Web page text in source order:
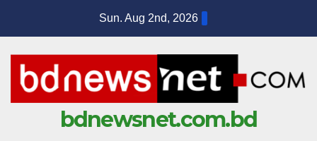
Sun. Aug 2nd, 2026
bdnewsnet.com.bd